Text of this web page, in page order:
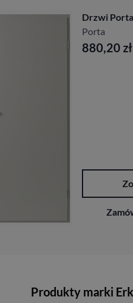
Drzwi
Porta
880,20 zł
Produkty marki